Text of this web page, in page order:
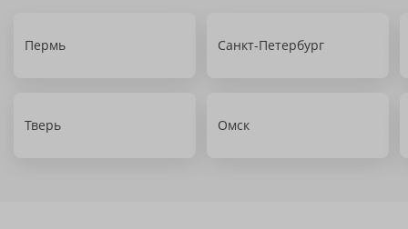
Пермь Санкт-Петербург
Тверь Омск